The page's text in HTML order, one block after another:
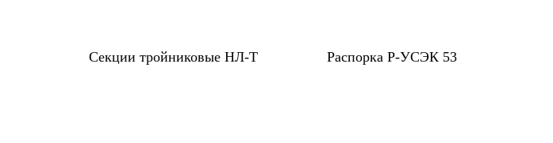
Секции тройниковые НЛ-Т Распорка Р-УСЭК 53